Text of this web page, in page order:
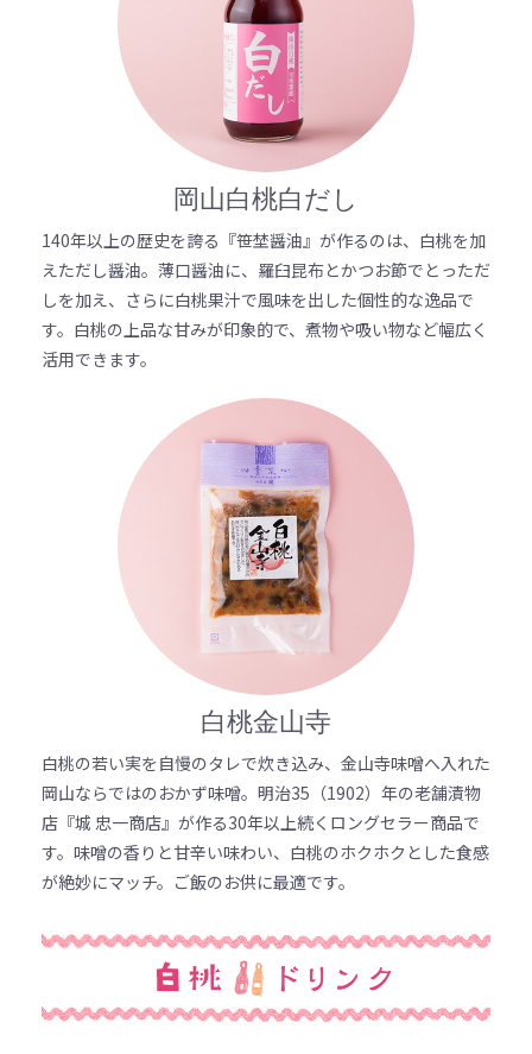
岡山白桃白だし
140年以上の歴史を誇る『笹埜醤油』が作るのは、白桃を加
えただし醤油。薄口醤油に、羅臼昆布とかつお節でとっただ
しを加え、さらに白桃果汁で風味を出した個性的な逸品で
す。白桃の上品な甘みが印象的で、煮物や吸い物など幅広く
活用できます。
白桃金山寺
白桃の若い実を自慢のタレで炊き込み、金山寺味噌へ入れた
岡山ならではのおかず味噌。明治35（1902）年の老舗漬物
店『城 忠一商店』が作る30年以上続くロングセラー商品で
す。味噌の香りと甘辛い味わい、白桃のホクホクとした食感
が絶妙にマッチ。ご飯のお供に最適です。